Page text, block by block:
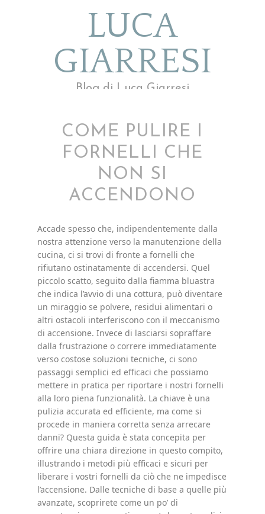
LUCA
GIARRESI
Blog di Luca Giarresi
COME PULIRE I
FORNELLI CHE
NON SI
ACCENDONO
Accade spesso che, indipendentemente dalla
nostra attenzione verso la manutenzione della
cucina, ci si trovi di fronte a fornelli che
rifiutano ostinatamente di accendersi. Quel
piccolo scatto, seguito dalla fiamma bluastra
che indica l’avvio di una cottura, può diventare
un miraggio se polvere, residui alimentari o
altri ostacoli interferiscono con il meccanismo
di accensione. Invece di lasciarsi sopraffare
dalla frustrazione o correre immediatamente
verso costose soluzioni tecniche, ci sono
passaggi semplici ed efficaci che possiamo
mettere in pratica per riportare i nostri fornelli
alla loro piena funzionalità. La chiave è una
pulizia accurata ed efficiente, ma come si
procede in maniera corretta senza arrecare
danni? Questa guida è stata concepita per
offrire una chiara direzione in questo compito,
illustrando i metodi più efficaci e sicuri per
liberare i vostri fornelli da ciò che ne impedisce
l’accensione. Dalle tecniche di base a quelle più
avanzate, scoprirete come un po’ di